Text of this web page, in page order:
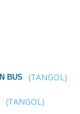
BUS (TANGOL)
(TANGOL)